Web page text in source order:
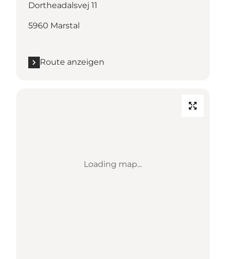
Dortheadalsvej 11
5960 Marstal
Route anzeigen
Loading map...